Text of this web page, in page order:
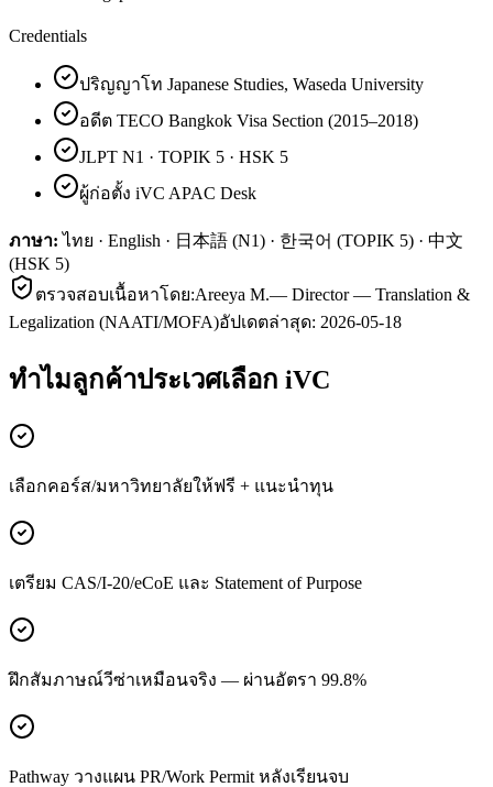
Credentials
ปริญญาโท Japanese Studies, Waseda University
อดีต TECO Bangkok Visa Section (2015–2018)
JLPT N1 · TOPIK 5 · HSK 5
ผู้ก่อตั้ง iVC APAC Desk
ภาษา: ไทย · English · 日本語 (N1) · 한국어 (TOPIK 5) · 中文
(HSK 5)
ตรวจสอบเนื้อหาโดย:Areeya M.— Director — Translation &
Legalization (NAATI/MOFA)อัปเดตล่าสุด: 2026-05-18
ทำไมลูกค้าประเวศเลือก iVC
เลือกคอร์ส/มหาวิทยาลัยให้ฟรี + แนะนำทุน
เตรียม CAS/I-20/eCoE และ Statement of Purpose
ฝึกสัมภาษณ์วีซ่าเหมือนจริง — ผ่านอัตรา 99.8%
Pathway วางแผน PR/Work Permit หลังเรียนจบ